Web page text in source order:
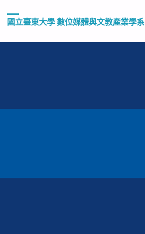
國立臺東大學 數位媒體與文教產業學系